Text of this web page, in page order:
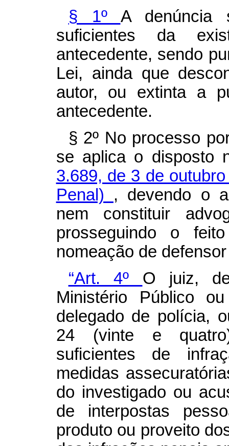
§ 1º A denúncia
suficientes da
antecedente, sendo
Lei, ainda que
autor, ou extinta a
antecedente.
§ 2º No processo
se aplica o disposto
3.689, de 3 de
Penal) , devendo o
nem constituir
prosseguindo o
nomeação de
“Art. 4º O juiz,
Ministério Público
delegado de polícia,
24 (vinte e
suficientes de
medidas
do investigado ou
de interpostas
produto ou proveito